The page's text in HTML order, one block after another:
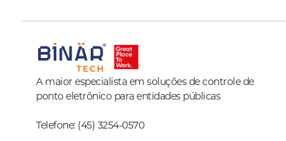
A maior especialista em soluções de controle de
ponto eletrônico para entidades públicas
Telefone: (45) 3254-0570